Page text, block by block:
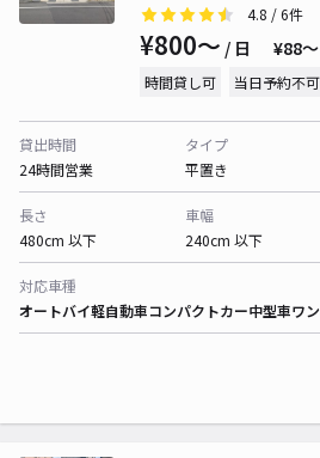
4.8 / 6件
¥800〜 / 日 ¥88
時間貸し可 当日予約不可
貸出時間
24時間営業
タイプ
平置き
長さ
480cm 以下
車幅
240cm 以下
対応車種
オートバイ軽自動車コンパクトカー中型車ワ